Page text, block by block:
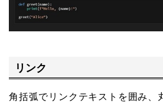
リンク
角括弧でリンクテキストを囲み、